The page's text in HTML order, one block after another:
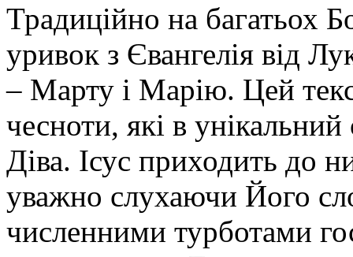
Традиційно на багатьох
уривок з Євангелія від
– Марту і Марію. Цей
чесноти, які в
Діва. Ісус приходить до
уважно слухаючи Його
численними турботами